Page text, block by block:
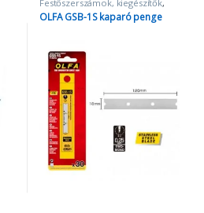
Festőszerszámok, kiegészítők,
OLFA termékek,Sniccer penge
Szerszámok
OLFA GSB-1S kaparó penge